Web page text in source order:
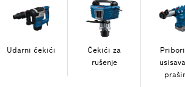
Udarni čekići
Čekići za
rušenje